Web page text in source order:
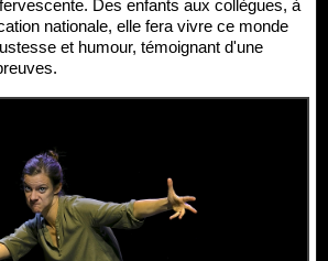
Des enfants aux collègues, à
nationale, elle fera vivre ce monde
et humour, témoignant d'une